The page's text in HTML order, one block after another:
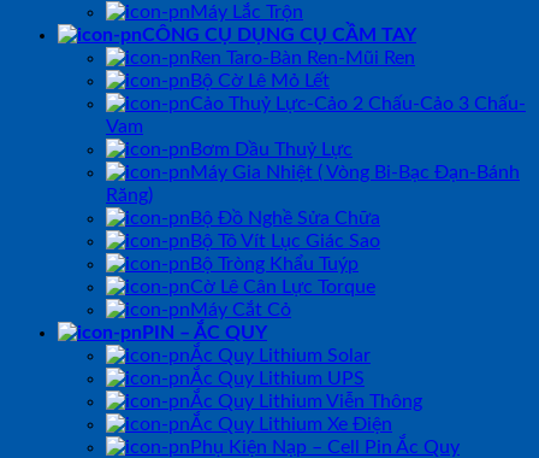
Máy Lắc Trộn
CÔNG CỤ DỤNG CỤ CẦM TAY
Ren Taro-Bàn Ren-Mũi Ren
Bộ Cờ Lê Mỏ Lết
Cảo Thuỷ Lực-Cảo 2 Chấu-Cảo 3 Chấu-
Vam
Bơm Dầu Thuỷ Lực
Máy Gia Nhiệt ( Vòng Bi-Bạc Đạn-Bánh
Răng)
Bộ Đồ Nghề Sửa Chữa
Bộ Tô Vít Lục Giác Sao
Bộ Tròng Khẩu Tuýp
Cờ Lê Cân Lực Torque
Máy Cắt Cỏ
PIN – ẮC QUY
Ắc Quy Lithium Solar
Ắc Quy Lithium UPS
Ắc Quy Lithium Viễn Thông
Ắc Quy Lithium Xe Điện
Phụ Kiện Nạp – Cell Pin Ắc Quy